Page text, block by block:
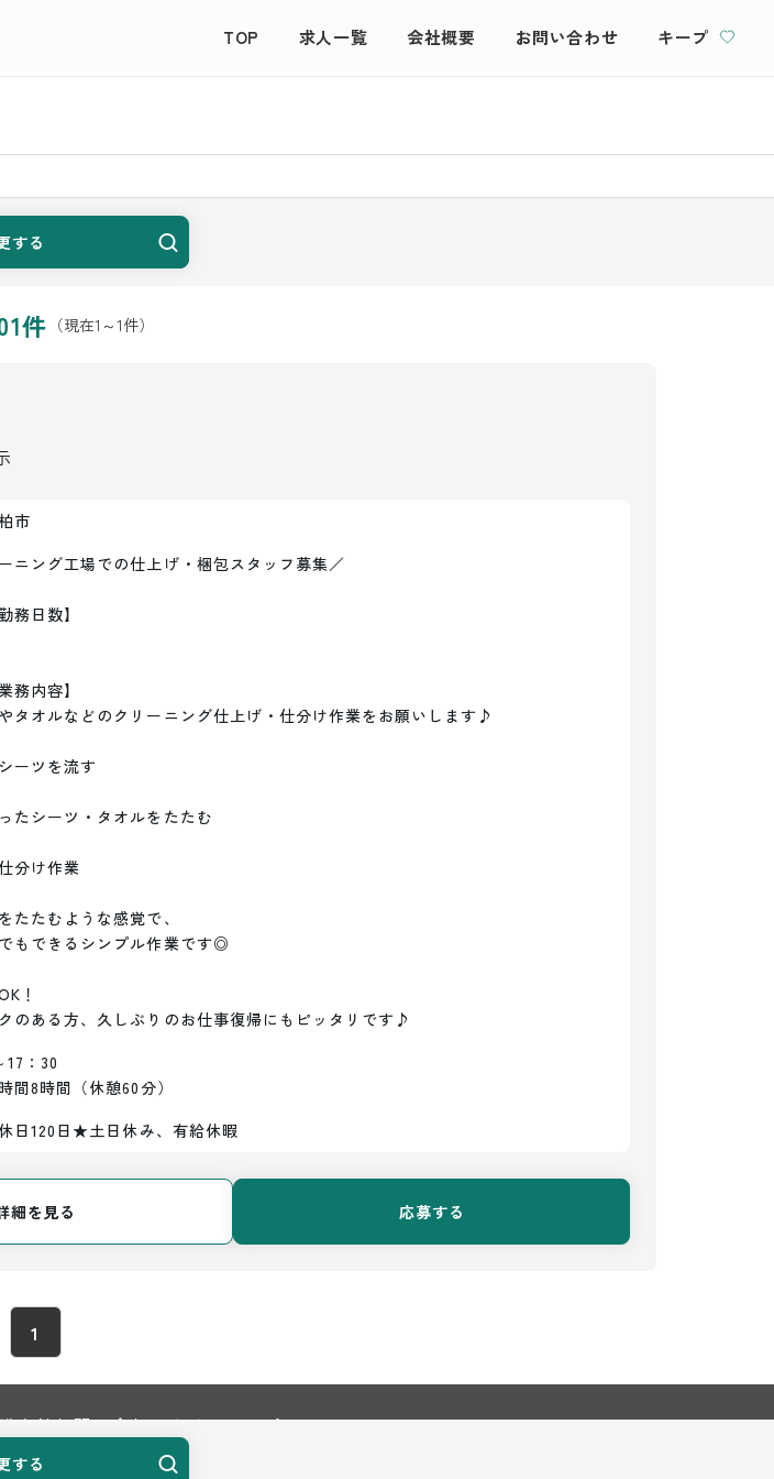
TOP 求人一覧 会社概要 お問い合わせ キープ
する
する
件 （現在1 ～1件）
市
ニング工場での仕上げ・梱包スタッフ募集／
務日数】
務内容】
タオルなどのクリーニング仕上げ・仕分け作業をお願いします♪
ーツを流す
たシーツ・タオルをたたむ
分け作業
たたむような感覚で、
もできるシンプル作業です◎
！
のある方、久しぶりのお仕事復帰にもピッタリです♪
17：30
間8時間（休憩60分）
日120日★土日休み、有給休暇
細を見る 応募する
1
方針お問い合わせサイトマップ
All Rights Reserved.